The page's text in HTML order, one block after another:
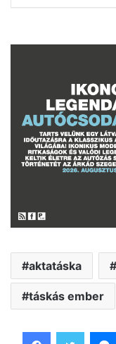
aktatáska
táskás ember